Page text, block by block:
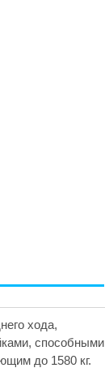
хода,
способными
до 1580 кг.